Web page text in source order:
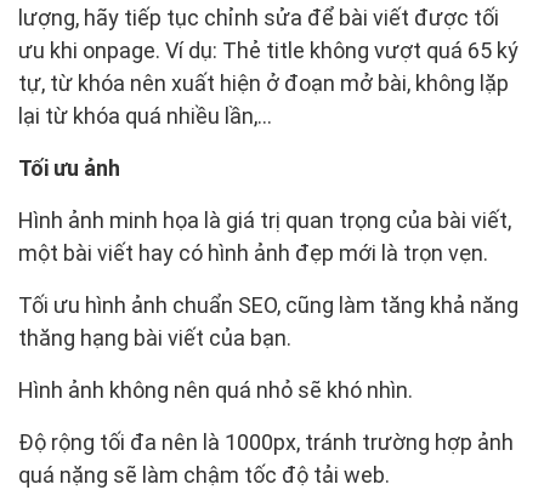
lượng, hãy tiếp tục chỉnh sửa để bài viết được tối
ưu khi onpage. Ví dụ: Thẻ title không vượt quá 65 ký
tự, từ khóa nên xuất hiện ở đoạn mở bài, không lặp
lại từ khóa quá nhiều lần,...
Tối ưu ảnh
Hình ảnh minh họa là giá trị quan trọng của bài viết,
một bài viết hay có hình ảnh đẹp mới là trọn vẹn.
Tối ưu hình ảnh chuẩn SEO, cũng làm tăng khả năng
thăng hạng bài viết của bạn.
Hình ảnh không nên quá nhỏ sẽ khó nhìn.
Độ rộng tối đa nên là 1000px, tránh trường hợp ảnh
quá nặng sẽ làm chậm tốc độ tải web.